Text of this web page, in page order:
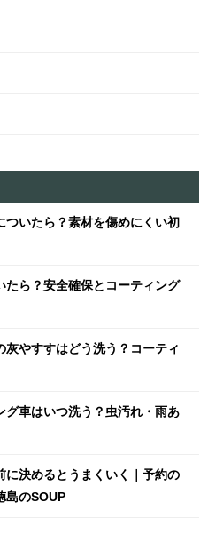
ついたら？素材を傷めにくい初
たら？安全確保とコーティング
やすすはどう洗う？コーティ
グ車はいつ洗う？虫汚れ・雨あ
に決めるとうまくいく｜予約の
島のSOUP